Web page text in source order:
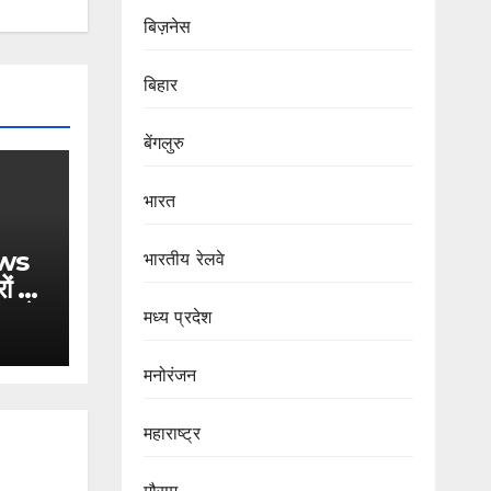
से
के
बिज़नेस
बिहार
बेंगलुरु
भारत
भारतीय रेलवे
मध्य प्रदेश
मनोरंजन
महाराष्ट्र